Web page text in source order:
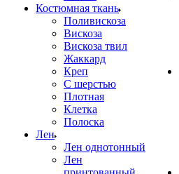
Костюмная ткань
Поливискоза
Вискоза
Вискоза твил
Жаккард
Креп
С шерстью
Плотная
Клетка
Полоска
Лен
Лен однотонный
Лен